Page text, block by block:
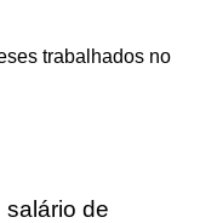
trabalhados no
salário de